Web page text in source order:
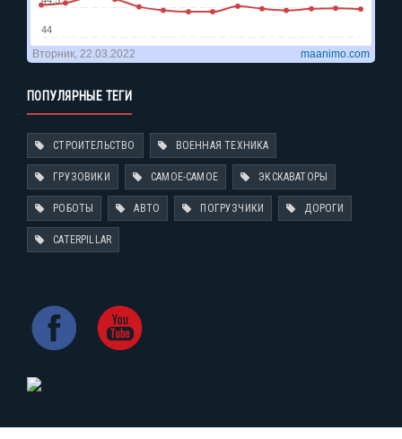
ПОПУЛЯРНЫЕ ТЕГИ
СТРОИТЕЛЬСТВО ВОЕННАЯ ТЕХНИКА
ГРУЗОВИКИ САМОЕ-САМОЕ ЭКСКАВАТОРЫ
РОБОТЫ АВТО ПОГРУЗЧИКИ ДОРОГИ
CATERPILLAR